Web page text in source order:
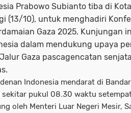
Prabowo Subianto tiba di
(13/10), untuk menghadiri
Gaza 2025. Kunjungan
dalam mendukung upaya
Gaza pascagencatan
Indonesia mendarat di
sekitar pukul 08.30 waktu
oleh Menteri Luar Negeri Mesir,